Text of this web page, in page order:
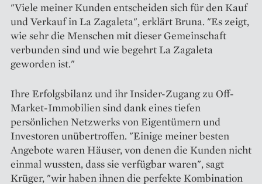
"Viele meiner Kunden entscheiden sich für den Kauf
und Verkauf in La Zagaleta", erklärt Bruna. "Es zeigt,
wie sehr die Menschen mit dieser Gemeinschaft
verbunden sind und wie begehrt La Zagaleta
geworden ist."
Ihre Erfolgsbilanz und ihr Insider-Zugang zu Off-
Market-Immobilien sind dank eines tiefen
persönlichen Netzwerks von Eigentümern und
Investoren unübertroffen. "Einige meiner besten
Angebote waren Häuser, von denen die Kunden nicht
einmal wussten, dass sie verfügbar waren", sagt
Krüger, "wir haben ihnen die perfekte Kombination